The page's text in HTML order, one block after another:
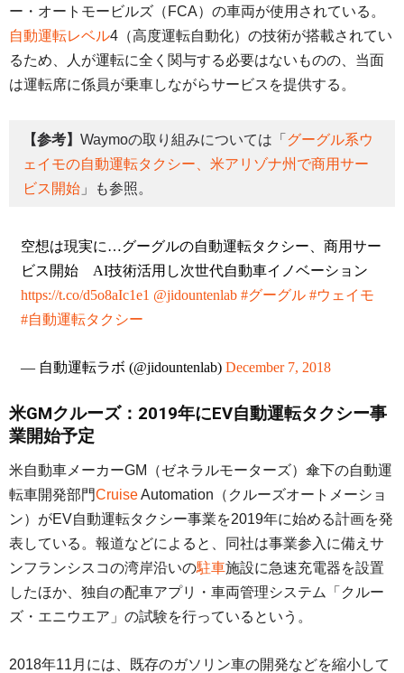
ー・オートモービルズ（FCA）の車両が使用されている。
自動運転レベル4（高度運転自動化）の技術が搭載されてい
るため、人が運転に全く関与する必要はないものの、当面
は運転席に係員が乗車しながらサービスを提供する。
【参考】 Waymoの取り組みについては「 グーグル系ウ
ェイモの自動運転タクシー、米アリゾナ州で商用サー
ビス開始 」も参照。
空想は現実に…グーグルの自動運転タクシー、商用サー
ビス開始 AI技術活用し次世代自動車イノベーション
https://t.co/d5o8aIc1e1 @jidountenlab #グーグル #ウェイモ
#自動運転タクシー
— 自動運転ラボ (@jidountenlab) December 7, 2018
米GMクルーズ：2019年にEV自動運転タクシー事
業開始予定
米自動車メーカーGM（ゼネラルモーターズ）傘下の自動運
転車開発部門CruiseAutomation（クルーズオートメーショ
ン）がEV自動運転タクシー事業を2019年に始める計画を発
表している。報道などによると、同社は事業参入に備えサ
ンフランシスコの湾岸沿いの駐車施設に急速充電器を設置
したほか、独自の配車アプリ・車両管理システム「クルー
ズ・エニウエア」の試験を行っているという。
2018年11月には、既存のガソリン車の開発などを縮小して